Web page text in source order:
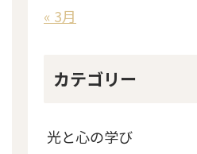
« 3月
カテゴリー
光と心の学び